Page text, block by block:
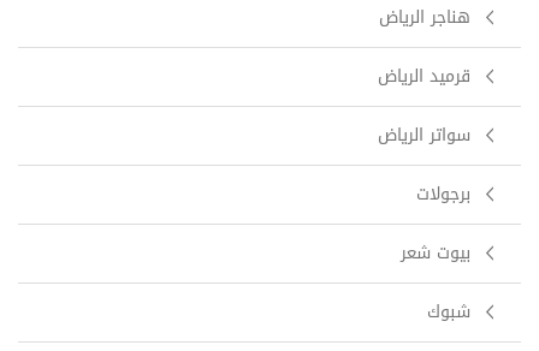
هناجر الرياض
قرميد الرياض
سواتر الرياض
برجولات
بيوت شعر
شبوك